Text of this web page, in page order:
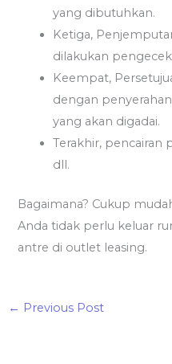
yang dibutuhkan.
Ketiga,
dilakukan
Keempat,
dengan
yang akan digadai.
Terakhir, pencairan
dll.
Bagaimana? Cukup
Anda tidak perlu keluar
antre di outlet leasing.
← Previous Post